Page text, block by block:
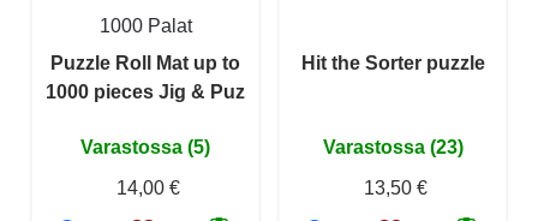
1000 Palat
Puzzle Roll Mat up to
1000 pieces Jig & Puz
Varastossa (5)
14,00 €
Hit the Sorter puzzle
Varastossa (23)
13,50 €